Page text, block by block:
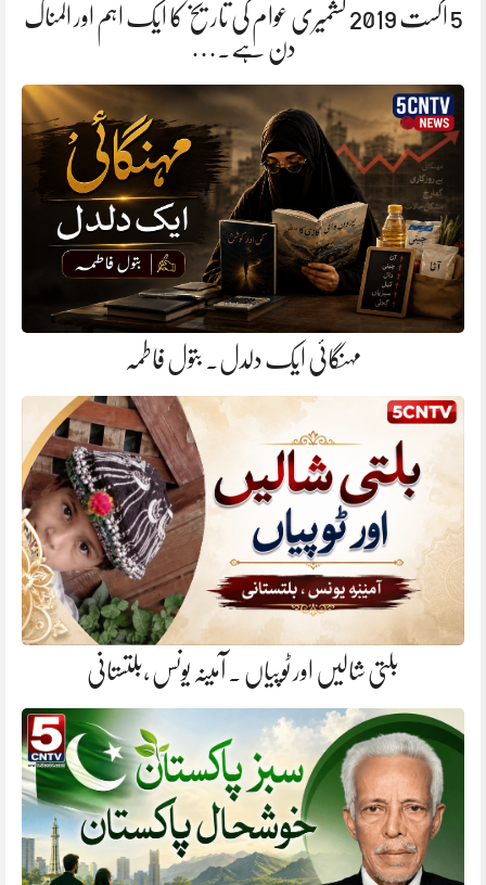
5 اگست 2019 کشمیری عوام کی تاریخ کا ایک اہم اور المناک
دن ہے.…
مہنگائی ایک دلدل. بتول فاطمہ
بلتی شالیں اور ٹوپیاں . آمینہ یونس ،بلتستانی